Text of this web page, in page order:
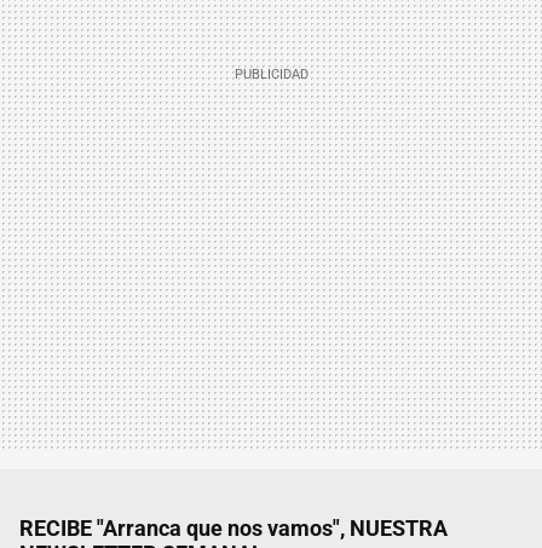
RECIBE "Arranca que nos vamos", NUESTRA